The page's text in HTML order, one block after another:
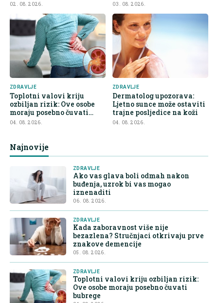
02. 08. 2026. 03. 08. 2026.
ZDRAVLJE
Toplotni valovi kriju
ozbiljan rizik: Ove osobe
moraju posebno čuvati
bubrege
04. 08. 2026.
ZDRAVLJE
Dermatolog upozorava:
Ljetno sunce može ostaviti
trajne posljedice na koži
04. 08. 2026.
Najnovije
ZDRAVLJE
Ako vas glava boli odmah nakon
buđenja, uzrok bi vas mogao
iznenaditi
06. 08. 2026.
ZDRAVLJE
Kada zaboravnost više nije
bezazlena? Stručnjaci otkrivaju prve
znakove demencije
05. 08. 2026.
ZDRAVLJE
Toplotni valovi kriju ozbiljan rizik:
Ove osobe moraju posebno čuvati
bubrege